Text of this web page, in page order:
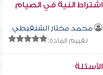
اشتراط النية في الصيام
محمد مختار الشنقيطي
تقييم المادة:
الأسئلة